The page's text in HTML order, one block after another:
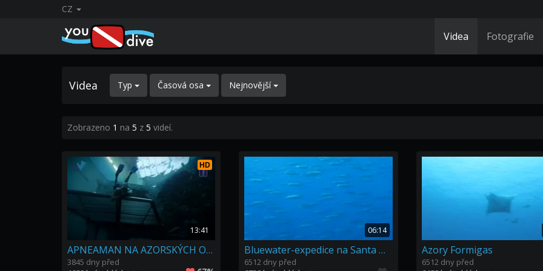
CZ
Videa Fotografie
Videa Typ Časová osa Nejnovější
Zobrazeno 1 na 5 z 5 videí.
HD
13:41
APNEAMAN NA AZORSKÝCH OSTROVECH - ROK POTÉ
3845 dny před
06:14
Bluewater-expedice na Santa Maria, Azory 08
6512 dny před
Azory Formigas
6512 dny před